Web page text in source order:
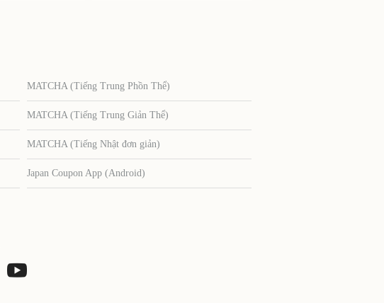
MATCHA (Tiếng Trung Phồn Thể)
MATCHA (Tiếng Trung Giản Thể)
MATCHA (Tiếng Nhật đơn giản)
Japan Coupon App (Android)